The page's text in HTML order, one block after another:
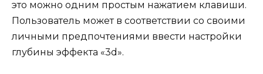
это можно одним простым нажатием клавиши.
Пользователь может в соответствии со своими
личными предпочтениями ввести настройки
глубины эффекта «3d».